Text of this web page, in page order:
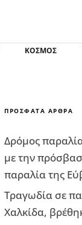
ΚΌΣΜΟΣ
ΠΡΌΣΦΑΤΑ ΆΡΘΡΑ
Δρόμος
με την
παραλία της
Τραγωδία σε
Χαλκίδα,